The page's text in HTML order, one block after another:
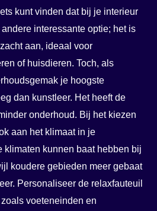
kunt vinden dat bij je interieur
interessante optie; het is
aan, ideaal voor
of huisdieren. Toch, als
je hoogste
dan kunstleer. Het heeft de
onderhoud. Bij het kiezen
aan het klimaat in je
klimaten kunnen baat hebben bij
koudere gebieden meer gebaat
Personaliseer de relaxfauteuil
voeteneinden en